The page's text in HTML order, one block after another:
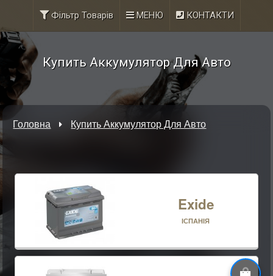
Фільтр Товарів МЕНЮ КОНТАКТИ
Купить Аккумулятор Для Авто
Головна Купить Аккумулятор Для Авто
Exide
ІСПАНІЯ